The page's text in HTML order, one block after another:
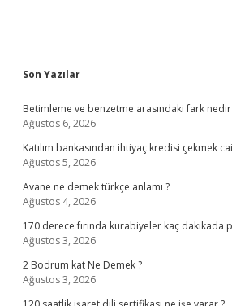
Sidebar
Son Yazılar
Betimleme ve benzetme arasındaki fark nedir
Ağustos 6, 2026
Katılım bankasından ihtiyaç kredisi çekmek
Ağustos 5, 2026
Avane ne demek türkçe anlamı ?
Ağustos 4, 2026
170 derece fırında kurabiyeler kaç dakikada
Ağustos 3, 2026
2 Bodrum kat Ne Demek ?
Ağustos 3, 2026